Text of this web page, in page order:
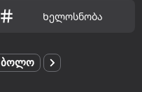
Ხელოსნობა
ბოლო